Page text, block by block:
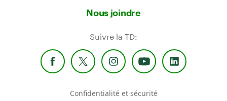
Nous joindre
Suivre la TD:
Confidentialité et sécurité